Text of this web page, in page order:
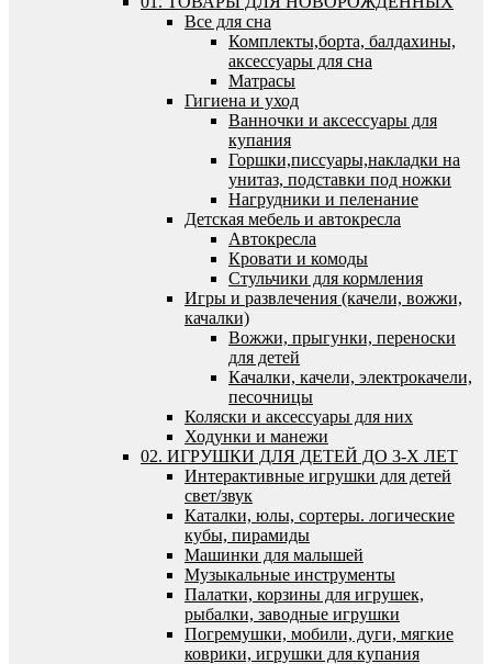
Все для сна
Комплекты,борта, балдахины,
аксессуары для сна
Матрасы
Гигиена и уход
Ванночки и аксессуары для
купания
Горшки,писсуары,накладки на
унитаз, подставки под ножки
Нагрудники и пеленание
Детская мебель и автокресла
Автокресла
Кровати и комоды
Стульчики для кормления
Игры и развлечения (качели, вожжи,
качалки)
Вожжи, прыгунки, переноски
для детей
Качалки, качели, электрокачели,
песочницы
Коляски и аксессуары для них
Ходунки и манежи
02. ИГРУШКИ ДЛЯ ДЕТЕЙ ДО 3-Х ЛЕТ
Интерактивные игрушки для детей
свет/звук
Каталки, юлы, сортеры. логические
кубы, пирамиды
Машинки для малышей
Музыкальные инструменты
Палатки, корзины для игрушек,
рыбалки, заводные игрушки
Погремушки, мобили, дуги, мягкие
коврики, игрушки для купания